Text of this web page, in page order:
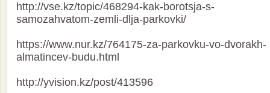
http://vse.kz/topic/468294-kak-borotsja-s-
samozahvatom-zemli-dlja-parkovki/
https://www.nur.kz/764175-za-parkovku-vo-dvorakh-
almatincev-budu.html
http://yvision.kz/post/413596